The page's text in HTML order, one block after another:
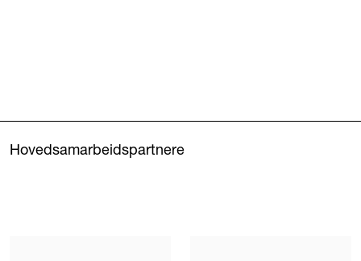
Hovedsamarbeidspartnere